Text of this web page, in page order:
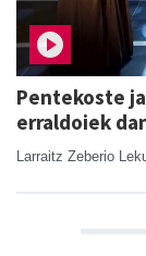
Pentekoste
erraldoiek
Larraitz Zeberio